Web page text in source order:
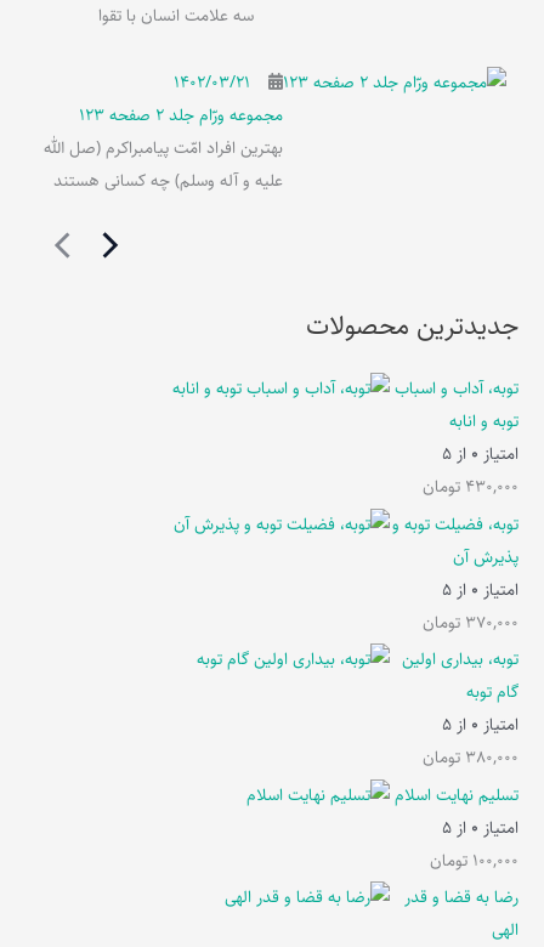
سه علامت انسان با تقوا
۱۴۰۲/۰۳/۲۱
مجموعه ورّام جلد 2 صفحه 123
بهترین افراد امّت پیامبراکرم (صل الله
علیه و آله وسلم) چه کسانی هستند
جدیدترین محصولات
توبه، آداب و اسباب
توبه و انابه
امتیاز 0 از 5
430,000 تومان
توبه، فضیلت توبه و
پذیرش آن
امتیاز 0 از 5
370,000 تومان
توبه، بیداری اولین
گام توبه
امتیاز 0 از 5
380,000 تومان
تسلیم نهایت اسلام
امتیاز 0 از 5
100,000 تومان
رضا به قضا و قدر
الهی